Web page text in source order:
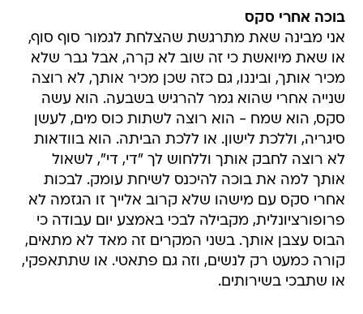
בוכה אחרי סקס
אני מבינה שאת מתרגשת שהצלחת לגמור סוף סוף,
או שאת מיואשת כי זה שוב לא קרה, אבל גבר שלא
מכיר אותך, וביננו, גם כזה שכן מכיר אותך, לא רוצה
שנייה אחרי שהוא גמר להרגיש בשבעה. הוא עשה
סקס, הוא שמח - הוא רוצה לשתות כוס מים, לעשן
סיגריה, וללכת לישון. או ללכת הביתה. הוא בוודאות
לא רוצה לחבק אותך וללחוש לך "די, די", לשאול
אותך למה את בוכה להיכנס לשיחת עומק. לבכות
אחרי סקס עם מישהו שלא קרוב אלייך זו הגזמה לא
פרופורציונלית, מקבילה לבכי באמצע יום עבודה כי
הבוס עצבן אותך. בשני המקרים זה מאד לא מתאים,
קורה כמעט רק לנשים, וזה גם פתאטי. או שתתאפקי,
או שתבכי בשירותים.